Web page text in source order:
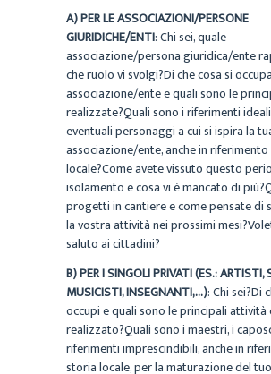
A) PER LE ASSOCIAZIONI/PERSONE
GIURIDICHE/ENTI: Chi sei, quale
associazione/persona giuridica/ente
che ruolo vi svolgi?Di che cosa si
associazione/ente e quali sono le
realizzate?Quali sono i riferimenti
eventuali personaggi a cui si ispira la
associazione/ente, anche in
locale?Come avete vissuto questo
isolamento e cosa vi è mancato di
progetti in cantiere e come pensate di
la vostra attività nei prossimi
saluto ai cittadini?
B) PER I SINGOLI PRIVATI (ES.: ARTISTI,
MUSICISTI, INSEGNANTI,…): Chi sei?Di
occupi e quali sono le principali attività
realizzato?Quali sono i maestri, i
riferimenti imprescindibili, anche in
storia locale, per la maturazione del